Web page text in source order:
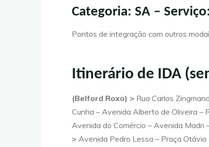
Categoria: SA –
Pontos de integração com outros
Itinerário de IDA
(Belford Roxo) > Rua Carlos
Cunha – Avenida Alberto de Oliveira –
Avenida do Comércio – Avenida Madri
> Avenida Pedro Lessa – Praça Otávio